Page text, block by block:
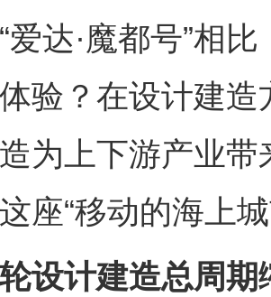
爱达·魔都号”相
验？在设计建
为上下游产业
座“移动的海上
计建造总周期